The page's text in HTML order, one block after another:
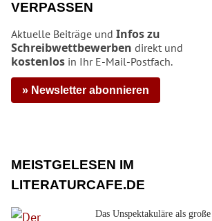
VERPASSEN
Aktuelle Beiträge und Infos zu
Schreibwettbewerben direkt und
kostenlos in Ihr E-Mail-Postfach.
» Newsletter abonnieren
MEISTGELESEN IM
LITERATURCAFE.DE
Das Unspektakuläre als große